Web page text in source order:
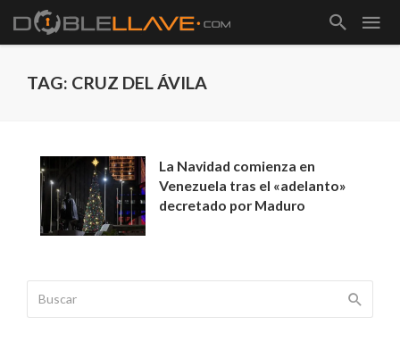
TAG: CRUZ DEL ÁVILA
La Navidad comienza en
Venezuela tras el «adelanto»
decretado por Maduro